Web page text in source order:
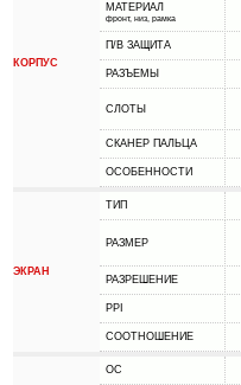
КОРПУС
МАТЕРИАЛ
фронт, низ, рамка
П/В ЗАЩИТА
РАЗЪЕМЫ
СЛОТЫ
СКАНЕР ПАЛЬЦА
ОСОБЕННОСТИ
ЭКРАН
ТИП
РАЗМЕР
РАЗРЕШЕНИЕ
PPI
СООТНОШЕНИЕ
ОС